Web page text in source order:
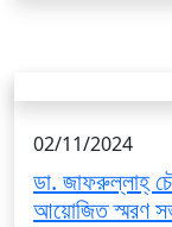
02/11/2024
ডা. জাফরুল্লাহ্
আয়োজিত স্মরণ